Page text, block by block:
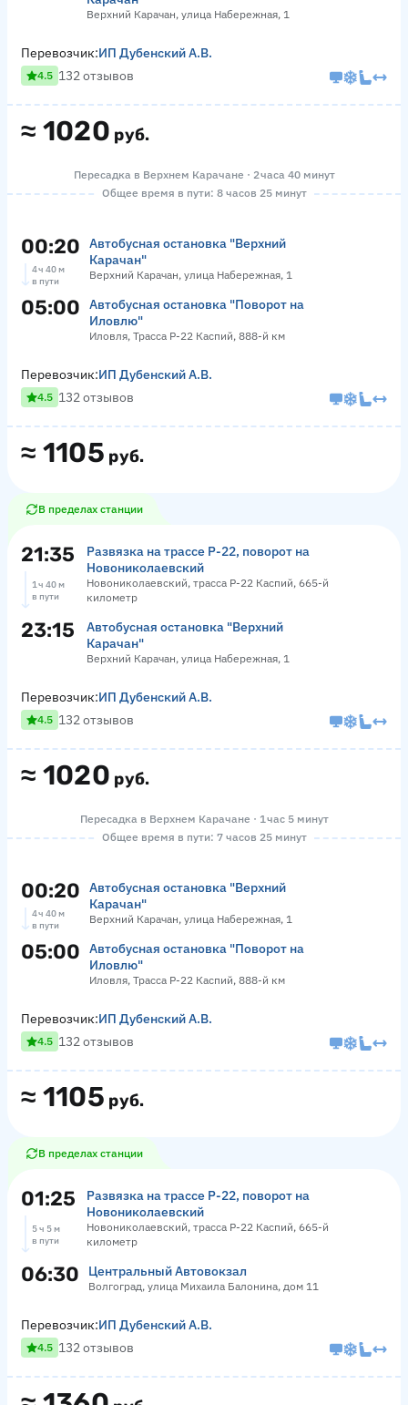
Верхний Карачан, улица Набережная, 1
≈ 1020 руб.
Перевозчик:ИП Дубенский А.В.
4.5 132 отзывов
Пересадка в Верхнем Карачане · 2 часа 40 минут
Общее время в пути: 8 часов 25 минут
00:20
Автобусная остановка "Верхний
Карачан"
Верхний Карачан, улица Набережная, 1
4 ч 40 м
в пути
05:00
Автобусная остановка "Поворот на
Иловлю"
Иловля, Трасса Р-22 Каспий, 888-й км
≈ 1105 руб.
Перевозчик:ИП Дубенский А.В.
4.5 132 отзывов
В пределах станции
21:35
Развязка на трассе Р-22, поворот на
Новониколаевский
Новониколаевский, трасса Р-22 Каспий, 665-й
километр
1 ч 40 м
в пути
23:15
Автобусная остановка "Верхний
Карачан"
Верхний Карачан, улица Набережная, 1
≈ 1020 руб.
Перевозчик:ИП Дубенский А.В.
4.5 132 отзывов
Пересадка в Верхнем Карачане · 1 час 5 минут
Общее время в пути: 7 часов 25 минут
00:20
Автобусная остановка "Верхний
Карачан"
Верхний Карачан, улица Набережная, 1
4 ч 40 м
в пути
05:00
Автобусная остановка "Поворот на
Иловлю"
Иловля, Трасса Р-22 Каспий, 888-й км
≈ 1105 руб.
Перевозчик:ИП Дубенский А.В.
4.5 132 отзывов
В пределах станции
01:25
Развязка на трассе Р-22, поворот на
Новониколаевский
Новониколаевский, трасса Р-22 Каспий, 665-й
километр
5 ч 5 м
в пути
06:30 Центральный Автовокзал
Волгоград, улица Михаила Балонина, дом 11
Перевозчик:ИП Дубенский А.В.
4.5 132 отзывов